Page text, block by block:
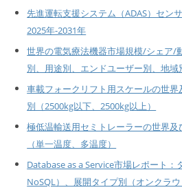
先進運転支援システム（ADAS）セン
2025年-2031年
世界の電気療法機器市場規模/シェア/
別、用途別、エンドユーザー別、地域
車載フォークリフト用スケールの世
別（2500kg以下、2500kg以上）
極低温輸送用セミトレーラーの世界
（単一温度、多温度）
Database as a Service市場レポート：
NoSQL）、展開タイプ別（オンクラ